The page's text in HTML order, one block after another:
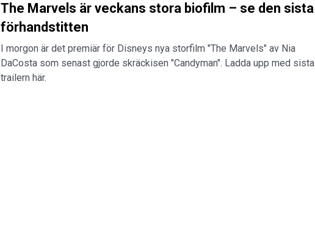
The Marvels är veckans stora biofilm – se den sista
förhandstitten
I morgon är det premiär för Disneys nya storfilm "The Marvels" av Nia
DaCosta som senast gjorde skräckisen "Candyman". Ladda upp med sista
trailern här.